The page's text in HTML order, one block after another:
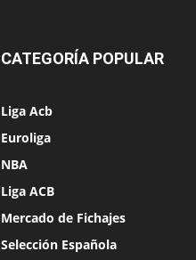
CATEGORÍA POPULAR
Liga Acb
Euroliga
NBA
Liga ACB
Mercado de Fichajes
Selección Española